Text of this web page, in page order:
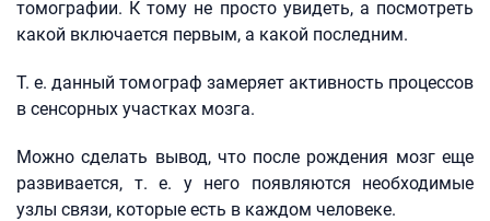
томографии. К тому не просто увидеть, а посмотреть
какой включается первым, а какой последним.
Т. е. данный томограф замеряет активность процессов
в сенсорных участках мозга.
Можно сделать вывод, что после рождения мозг еще
развивается, т. е. у него появляются необходимые
узлы связи, которые есть в каждом человеке.